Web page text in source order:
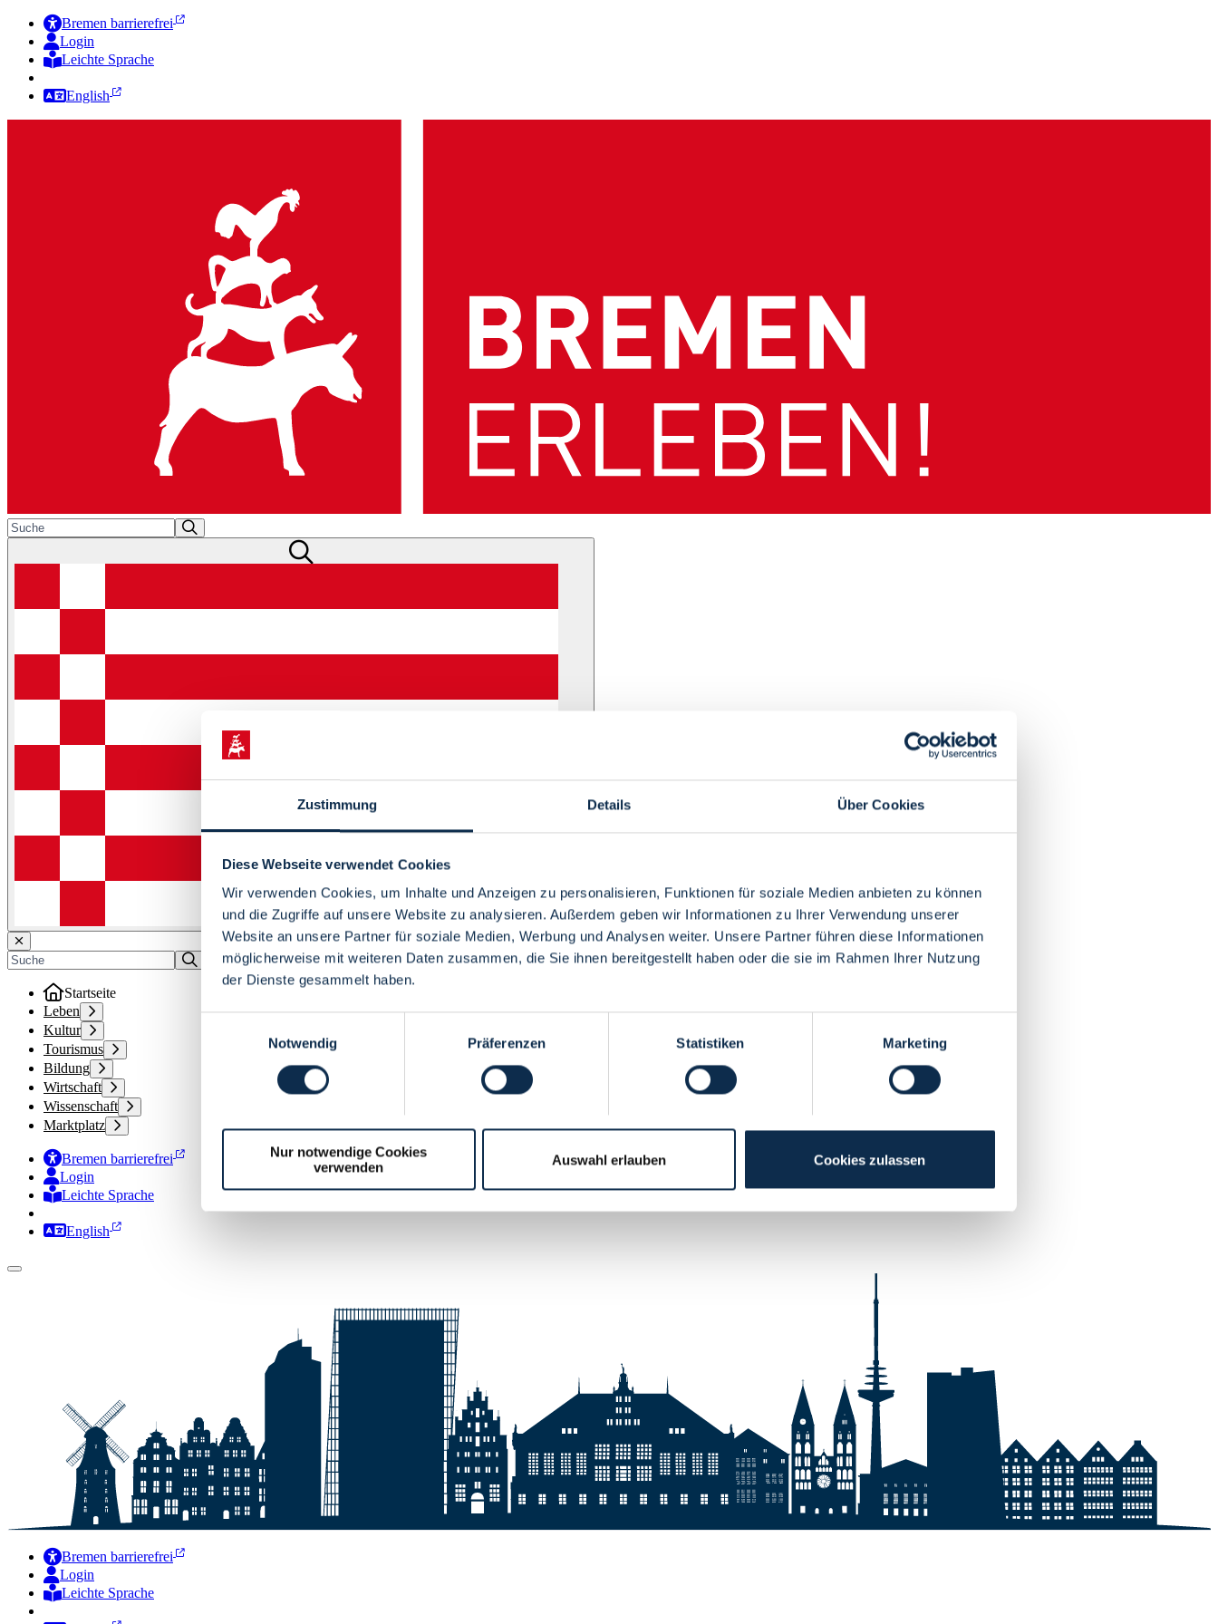
Zustimmung Details Über Cookies
Diese Webseite verwendet Cookies
Wir verwenden Cookies, um Inhalte und Anzeigen zu personalisieren, Funktionen für soziale Medien anbieten zu können
und die Zugriffe auf unsere Website zu analysieren. Außerdem geben wir Informationen zu Ihrer Verwendung unserer
Website an unsere Partner für soziale Medien, Werbung und Analysen weiter. Unsere Partner führen diese Informationen
möglicherweise mit weiteren Daten zusammen, die Sie ihnen bereitgestellt haben oder die sie im Rahmen Ihrer Nutzung
der Dienste gesammelt haben.
Notwendig
Präferenzen Statistiken Marketing
Nur notwendige Cookies
verwenden
Auswahl erlauben Cookies zulassen
Bremen barrierefrei
Login
Leichte Sprache
English
Menü
Startseite
Leben
Kultur
Tourismus
Bildung
Wirtschaft
Wissenschaft
Marktplatz
Bremen barrierefrei
Login
Leichte Sprache
Zur Deutschen Gebärdensprache
English
Bremen barrierefrei
Login
Leichte Sprache